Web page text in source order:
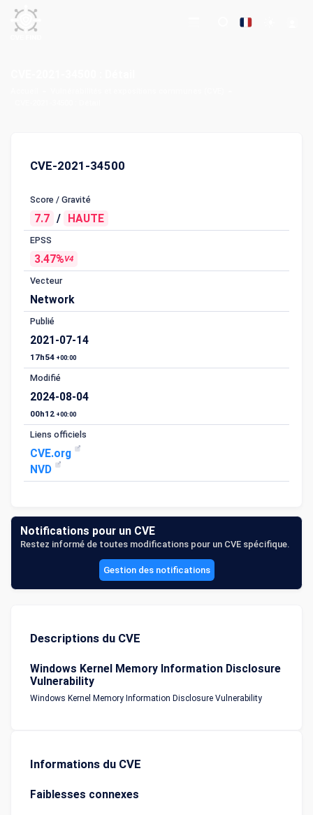
CVE-2021-34500
Score / Gravité
7.7 / HAUTE
EPSS
3.47%V4
Vecteur
Network
Publié
2021-07-14
17h54 +00:00
Modifié
2024-08-04
00h12 +00:00
Liens officiels
CVE.org
NVD
Notifications pour un CVE
Restez informé de toutes modifications pour un CVE spécifique.
Gestion des notifications
Descriptions du CVE
Windows Kernel Memory Information Disclosure
Vulnerability
Windows Kernel Memory Information Disclosure Vulnerability
Informations du CVE
Faiblesses connexes